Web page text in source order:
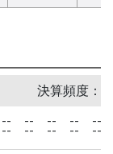
決算頻度：1
--
--
--
--
--
--
--
--
--
--